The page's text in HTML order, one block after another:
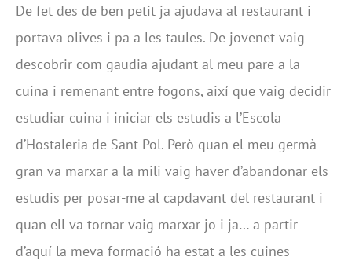
De fet des de ben petit ja ajudava al restaurant i
portava olives i pa a les taules. De jovenet vaig
descobrir com gaudia ajudant al meu pare a la
cuina i remenant entre fogons, així que vaig decidir
estudiar cuina i iniciar els estudis a l’Escola
d’Hostaleria de Sant Pol. Però quan el meu germà
gran va marxar a la mili vaig haver d’abandonar els
estudis per posar-me al capdavant del restaurant i
quan ell va tornar vaig marxar jo i ja… a partir
d’aquí la meva formació ha estat a les cuines